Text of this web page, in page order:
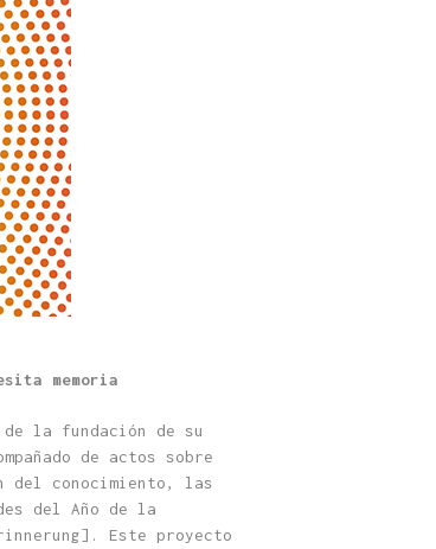
memoria
la fundación de su
de actos sobre
del conocimiento, las
del Año de la
Este proyecto